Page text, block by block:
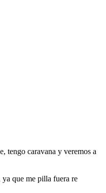
tengo caravana y veremos a
ya que me pilla fuera re